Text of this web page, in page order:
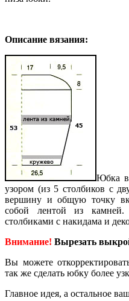
Описание вязания:
Юбка
узором (из 5 столбиков с
вершину и общую точку
собой лентой из
столбиками с накидама и
Внимание! Вырезать
Вы можете
так же сделать юбку более
Главное идея, а остальное